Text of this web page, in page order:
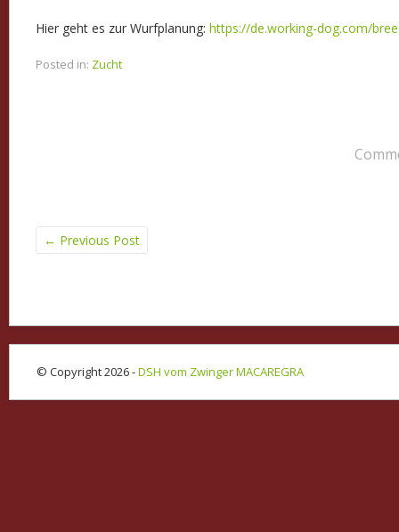
Hier geht es zur Wurfplanung: https://de.working-dog.com/
Posted in: Zucht
← Previous Post
© Copyright 2026 -DSH vom Zwinger MACAREGRA